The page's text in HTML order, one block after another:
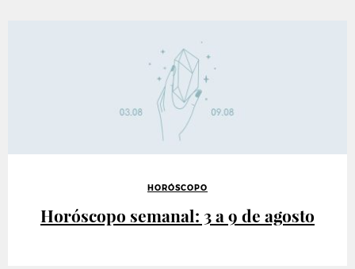
HORÓSCOPO
Horóscopo semanal: 3 a 9 de agosto